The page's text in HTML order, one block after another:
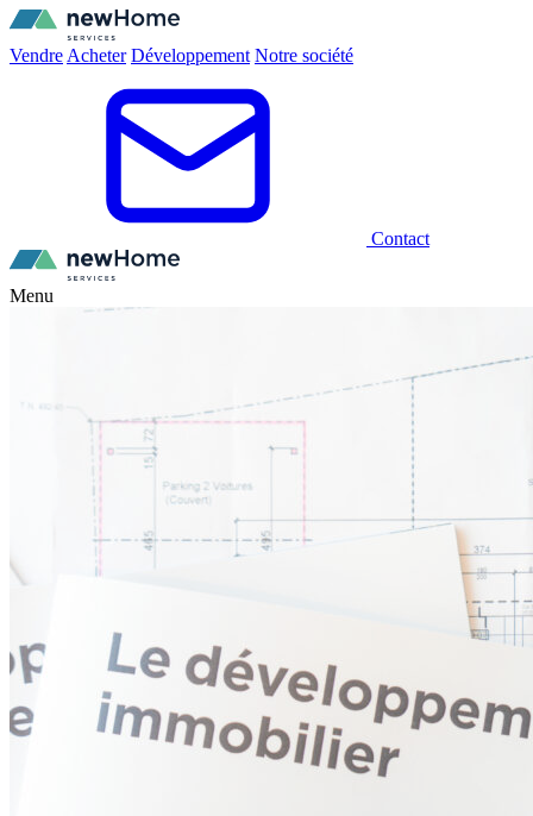
Vendre Acheter Développement Notre société
Contact
Menu